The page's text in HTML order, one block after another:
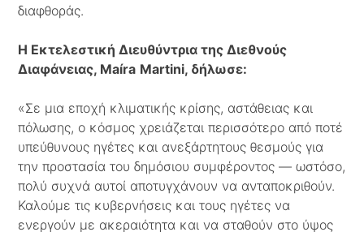
διαφθοράς.
Η Εκτελεστική Διευθύντρια της Διεθνούς
Διαφάνειας, Maíra Martini, δήλωσε:
«Σε μια εποχή κλιματικής κρίσης, αστάθειας και
πόλωσης, ο κόσμος χρειάζεται περισσότερο από ποτέ
υπεύθυνους ηγέτες και ανεξάρτητους θεσμούς για
την προστασία του δημόσιου συμφέροντος — ωστόσο,
πολύ συχνά αυτοί αποτυγχάνουν να ανταποκριθούν.
Καλούμε τις κυβερνήσεις και τους ηγέτες να
ενεργούν με ακεραιότητα και να σταθούν στο ύψος